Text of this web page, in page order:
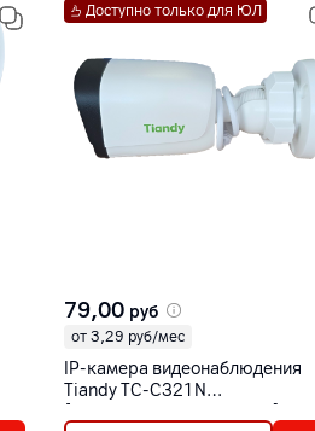
Доступно только для ЮЛ
79,00 руб
от 3,29 руб/мес
IP-камера видеонаблюдения
Tiandy TC-C321N